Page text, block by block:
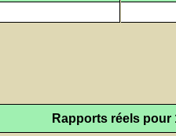
Rapports réels pour